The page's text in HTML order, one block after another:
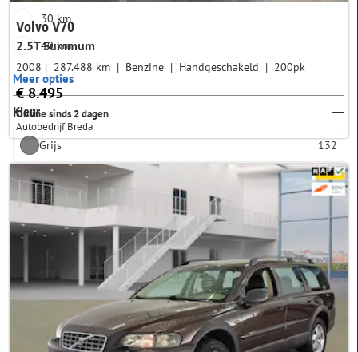
30 km
40 km
Meer opties
Kleur
Grijs 132
Zwart 94
Blauw
15
9
Volvo V70
2.5T Summum
2008 287.488 km Benzine Handgeschakeld 200pk
€ 8.495
Online sinds 2 dagen
Autobedrijf Breda